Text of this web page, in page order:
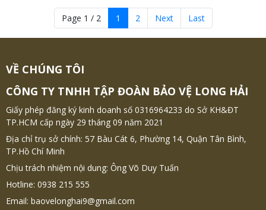
Page 1 / 2 1 2 Next Last
VỀ CHÚNG TÔI
CÔNG TY TNHH TẬP ĐOÀN BẢO VỆ LONG HẢI
Giấy phép đăng ký kinh doanh số 0316964233 do Sở KH&ĐT
TP.HCM cấp ngày 29 tháng 09 năm 2021
Địa chỉ trụ sở chính: 57 Bàu Cát 6, Phường 14, Quận Tân Bình,
TP.Hồ Chí Minh
Chịu trách nhiệm nội dung: Ông Võ Duy Tuấn
Hotline: 0938 215 555
Email: baovelonghai9@gmail.com